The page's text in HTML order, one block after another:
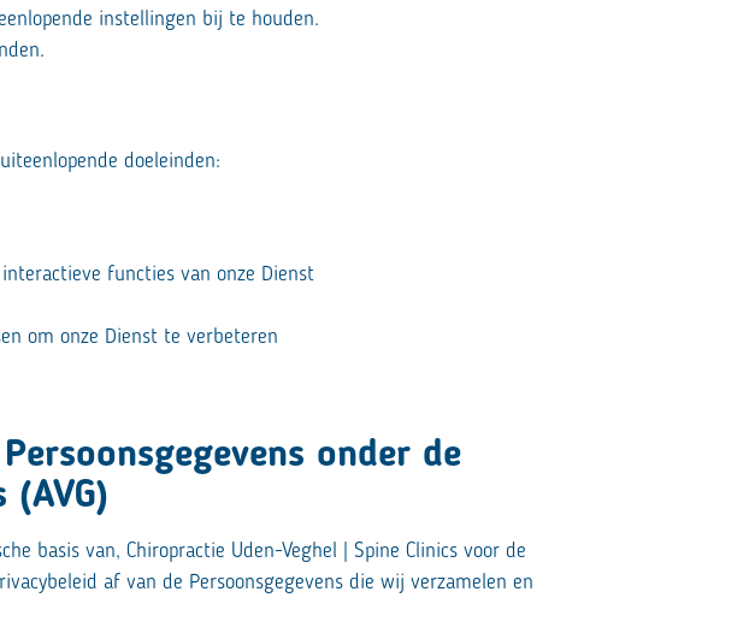
instellingen bij te houden.
doeleinden:
functies van onze Dienst
om onze Dienst te verbeteren
onder de
basis van, Chiropractie Uden-Veghel | Spine Clinics voor de
af van de Persoonsgegevens die wij verzamelen en